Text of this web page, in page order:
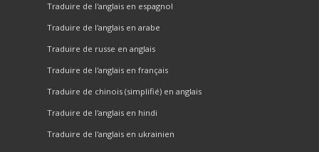
Traduire de l'anglais en espagnol
Traduire de l'anglais en arabe
Traduire de russe en anglais
Traduire de l'anglais en français
Traduire de chinois (simplifié) en anglais
Traduire de l'anglais en hindi
Traduire de l'anglais en ukrainien